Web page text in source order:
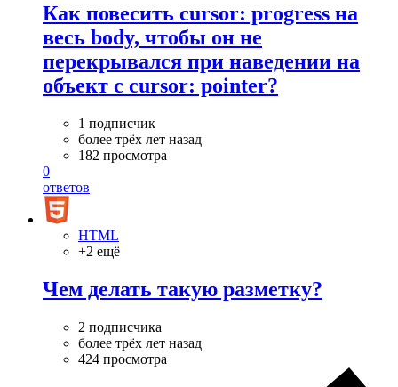
Как повесить cursor: progress на
весь body, чтобы он не
перекрывался при наведении на
объект с cursor: pointer?
1 подписчик
более трёх лет назад
182 просмотра
0
ответов
HTML
+2 ещё
Чем делать такую разметку?
2 подписчика
более трёх лет назад
424 просмотра